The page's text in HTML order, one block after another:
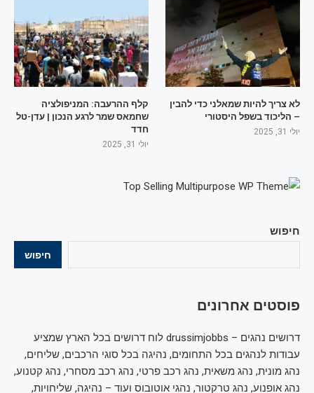
חיפוש
חיפוש
פוסטים אחרונים
דרושים נהגים – drussimjobbs לוח דרושים בכל הארץ שמציע
עבודות לנהגים בכל התחומים, נהיגה בכל סוגי הרכבים, שליחים,
נהג מונית, נהג משאית, נהג רכב פרטי, נהג רכב מסחרי, נהג קטנוע,
נהג אופנוע, נהג טרקטור, נהגי אוטובוס ועוד – נהיגה, שליחויות,
לא צריך להיות שמאלני כדי להבין
– הליכוד בשפל היסטורי
יולי 31, 2025
קלף ההרעבה: המניפולציה
שחמאס שמר לרגע הנכון | עדן-טל
חדד
יולי 31, 2025